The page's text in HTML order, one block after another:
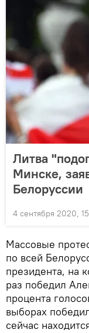
Литва
Минске,
Белоруссии
4 сентября 2020,
Массовые
по всей
президента, на
раз победил
процента
выборах
сейчас